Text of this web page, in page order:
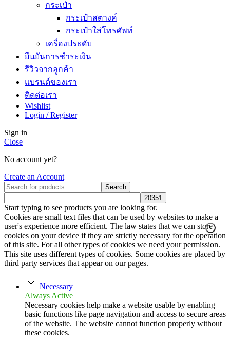
กระเป๋า
กระเป๋าสตางค์
กระเป๋าใส่โทรศัพท์
เครื่องประดับ
ยืนยันการชำระเงิน
รีวิวจากลูกค้า
แบรนด์ของเรา
ติดต่อเรา
Wishlist
Login / Register
Sign in
Close
No account yet?
Create an Account
Search
Start typing to see products you are looking for.
Cookies are small text files that can be used by websites to make a
user's experience more efficient. The law states that we can store
cookies on your device if they are strictly necessary for the operation
of this site. For all other types of cookies we need your permission.
This site uses different types of cookies. Some cookies are placed by
third party services that appear on our pages.
Necessary
Always Active
Necessary cookies help make a website usable by enabling
basic functions like page navigation and access to secure areas
of the website. The website cannot function properly without
these cookies.